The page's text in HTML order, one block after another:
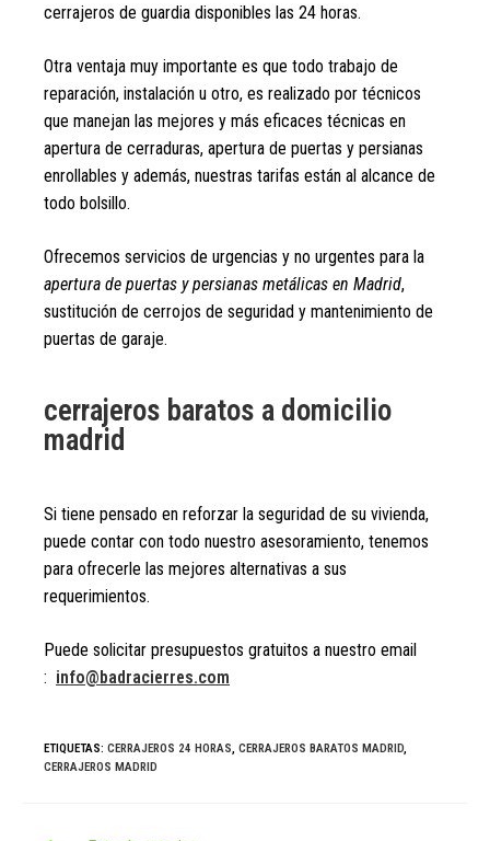
cerrajeros de guardia disponibles las 24 horas.
Otra ventaja muy importante es que todo trabajo de
reparación, instalación u otro, es realizado por técnicos
que manejan las mejores y más eficaces técnicas en
apertura de cerraduras, apertura de puertas y persianas
enrollables y además, nuestras tarifas están al alcance de
todo bolsillo.
Ofrecemos servicios de urgencias y no urgentes para la
apertura de puertas y persianas metálicas en Madrid,
sustitución de cerrojos de seguridad y mantenimiento de
puertas de garaje.
cerrajeros baratos a domicilio
madrid
Si tiene pensado en reforzar la seguridad de su vivienda,
puede contar con todo nuestro asesoramiento, tenemos
para ofrecerle las mejores alternativas a sus
requerimientos.
Puede solicitar presupuestos gratuitos a nuestro email
: info@badracierres.com
ETIQUETAS: CERRAJEROS 24 HORAS, CERRAJEROS BARATOS MADRID,
CERRAJEROS MADRID